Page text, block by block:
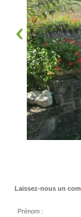
Laissez-nous un
Prénom :